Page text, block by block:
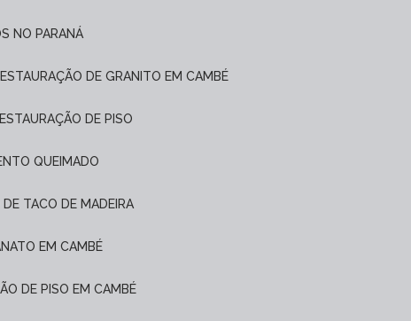
NO PARANÁ
RESTAURAÇÃO DE GRANITO EM CAMBÉ
RESTAURAÇÃO DE PISO
QUEIMADO
DE TACO DE MADEIRA
EM CAMBÉ
DE PISO EM CAMBÉ